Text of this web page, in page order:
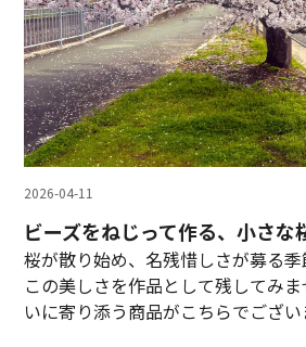
2026-04-11
ビーズをねじって作る、小さな
桜が散り始め、名残惜しさが募る季
この美しさを作品として残してみ
いに寄り添う商品がこちらでござい